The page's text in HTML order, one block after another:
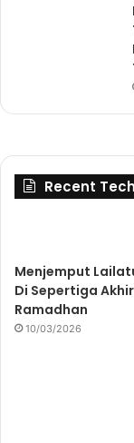
Recent
Menjemput
Di Sepertiga Akhir
Ramadhan
10/03/2026